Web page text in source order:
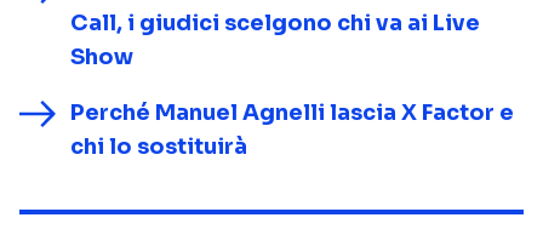
Call, i giudici scelgono chi va ai Live
Show
Perché Manuel Agnelli lascia X Factor e
chi lo sostituirà